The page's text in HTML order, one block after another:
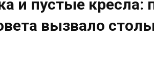
и пустые кресла:
вызвало